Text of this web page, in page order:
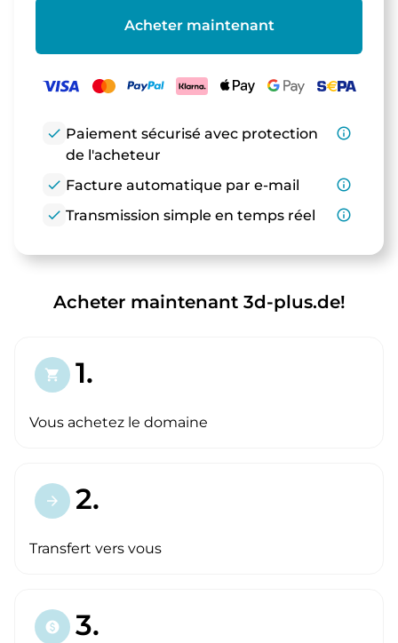
Acheter maintenant
check Paiement sécurisé avec protection
de l'acheteur
info_outline
check Facture automatique par e-mail
info_outline
check Transmission simple en temps réel info_outline
Acheter maintenant 3d-plus.de!
shopping_cart 1.
Vous achetez le domaine
arrow_forward 2.
Transfert vers vous
paid 3.